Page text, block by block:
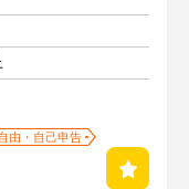
由・自己申告